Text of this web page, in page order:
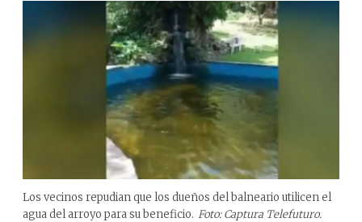
Los vecinos repudian que los dueños del balneario utilicen el
agua del arroyo para su beneficio. Foto: Captura Telefuturo.